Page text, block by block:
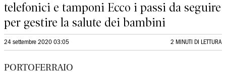
telefonici e tamponi Ecco i passi da seguire
per gestire la salute dei bambini
24 settembre 2020 03:05 2 MINUTI DI LETTURA
PORTOFERRAIO